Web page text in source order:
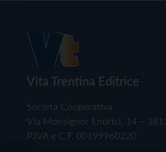
Vita Trentina Editrice
Società Cooperativa
Via Monsignor Endrici, 14 –
P.IVA e C.F. 00199960220